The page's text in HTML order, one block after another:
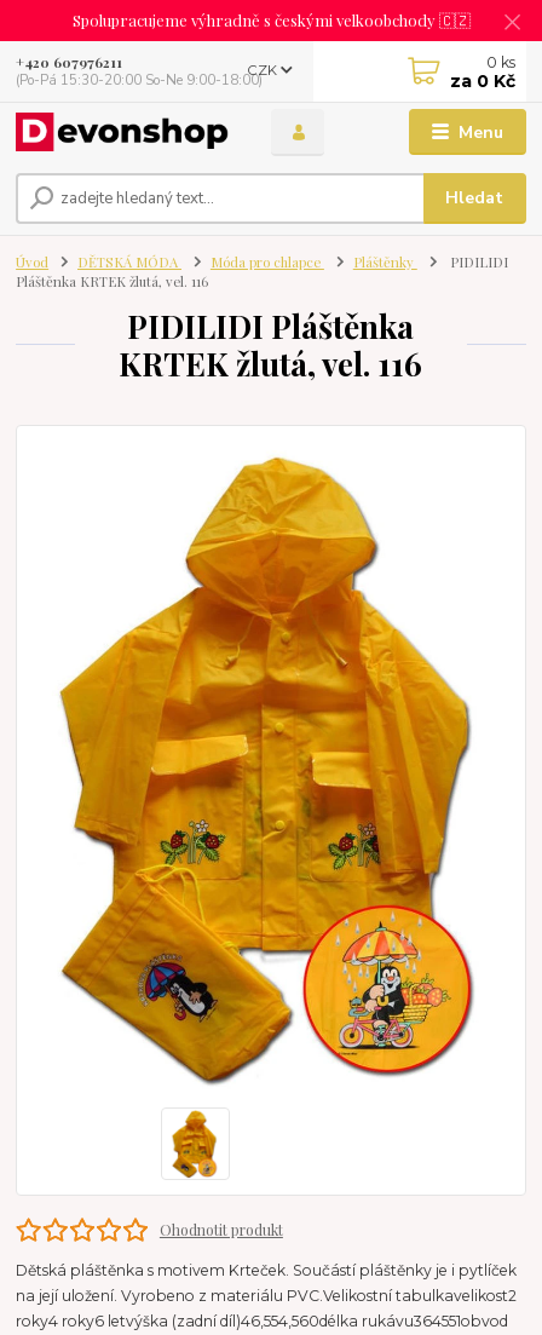
Spolupracujeme výhradně s českými velkoobchody 🇨🇿
Menu
CZK
Hledat
+420 607976211
(Po-Pá 15:30-20:00 So-Ne 9:00-18:00)
0 ks
za 0 Kč
Úvod DĚTSKÁ MÓDA Móda pro chlapce Pláštěnky
PIDILIDI
Pláštěnka KRTEK žlutá, vel. 116
PIDILIDI Pláštěnka
KRTEK žlutá, vel. 116
Ohodnotit produkt
Dětská pláštěnka s motivem Krteček. Součástí pláštěnky je i pytlíček
na její uložení. Vyrobeno z materiálu PVC.Velikostní tabulkavelikost2
roky4 roky6 letvýška (zadní díl)46,554,560délka rukávu364551obvod